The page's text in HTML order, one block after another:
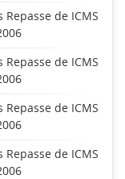
de ICMS
de ICMS
de ICMS
de ICMS